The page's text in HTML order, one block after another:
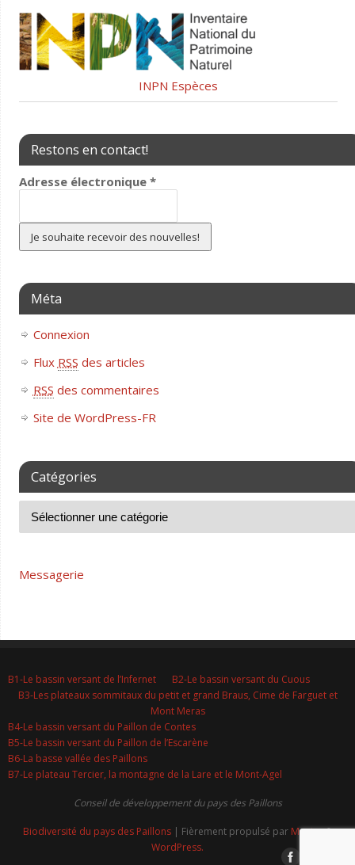
INPN Espèces
Restons en contact!
Adresse électronique *
Méta
Connexion
Flux RSS des articles
RSS des commentaires
Site de WordPress-FR
Catégories
Messagerie
B1-Le bassin versant de l’Infernet
B2-Le bassin versant du Cuous
B3-Les plateaux sommitaux du petit et grand Braus, Cime de Farguet et
Mont Meras
B4-Le bassin versant du Paillon de Contes
B5-Le bassin versant du Paillon de l’Escarène
B6-La basse vallée des Paillons
B7-Le plateau Tercier, la montagne de la Lare et le Mont-Agel
Conseil de développement du pays des Paillons
Biodiversité du pays des Paillons| Fièrement propulsé par Mantra&
WordPress.